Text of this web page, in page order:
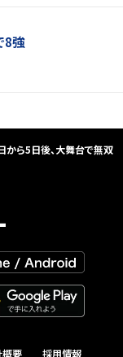
8強
から5日後、大舞台で無双
要 採用情報